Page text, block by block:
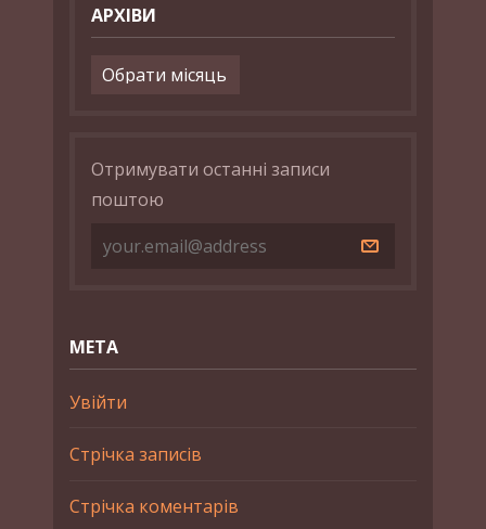
АРХІВИ
Архіви
Отримувати останні записи
поштою
МЕТА
Увійти
Стрічка записів
Стрічка коментарів